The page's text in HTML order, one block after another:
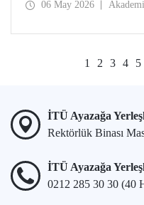
06 May 2026
1 2 3 4 5
İTÜ Ayazağa
Rektörlük Binası
İTÜ Ayazağa
0212 285 30 30 (40